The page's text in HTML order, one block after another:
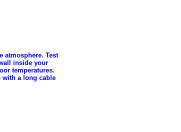
atmosphere. Test
inside your
temperatures.
with a long cable